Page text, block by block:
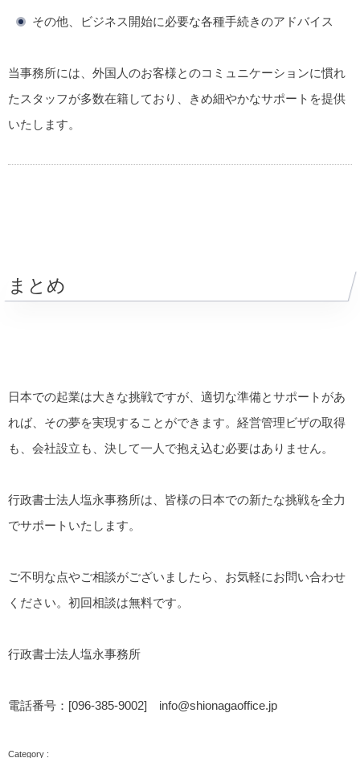
その他、ビジネス開始に必要な各種手続きのアドバイス
当事務所には、外国人のお客様とのコミュニケーションに慣れ
たスタッフが多数在籍しており、きめ細やかなサポートを提供
いたします。
まとめ
日本での起業は大きな挑戦ですが、適切な準備とサポートがあ
れば、その夢を実現することができます。経営管理ビザの取得
も、会社設立も、決して一人で抱え込む必要はありません。
行政書士法人塩永事務所は、皆様の日本での新たな挑戦を全力
でサポートいたします。
ご不明な点やご相談がございましたら、お気軽にお問い合わせ
ください。初回相談は無料です。
行政書士法人塩永事務所
電話番号：[096-385-9002] info@shionagaoffice.jp